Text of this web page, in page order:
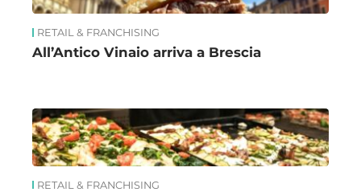
RETAIL & FRANCHISING
All’Antico Vinaio arriva a Brescia
RETAIL & FRANCHISING